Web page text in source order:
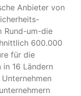
Anbieter von
Rund-um-die
600.000
für die
16 Ländern